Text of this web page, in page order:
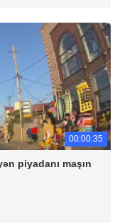
00:00:35
piyadanı maşın